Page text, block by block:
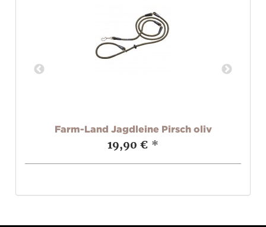
Farm-Land Jagdleine Pirsch oliv
19,90 € *